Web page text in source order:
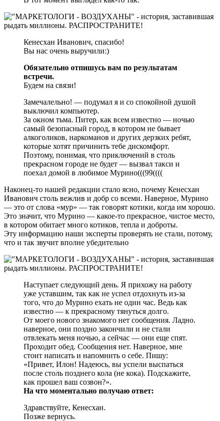
Кенесхан Иванович, спасибо!
Вы нас очень выручили:)
Обязательно отпишусь вам по результатам
встречи.
Будем на связи!
Замечалельно! — подумал я и со спокойной душой
выключил компьютер.
За окном тьма. Питер, как всем известно — ночью
самый безопасный город, в котором не бывает
алкоголиков, наркоманов и других дерзких ребят,
которые хотят причинить тебе дискомфорт.
Поэтому, понимая, что приключений в столь
прекрасном городе не будет — вызвал такси и
поехал домой в любимое Мурино(((99((((
Наконец-то нашей редакции стало ясно, почему Кенесхан
Иванович столь вежлив и добр со всеми. Наверное, Мурино
— это от слова «мур» — так говорят котики, когда им хорошо.
Это значит, что Мурино — какое-то прекрасное, чистое место,
в котором обитает много котиков, тепла и доброты.
Эту информацию наши эксперты проверять не стали, потому,
что и так звучит вполне убедительно
Наступает следующий день. Я прихожу на работу
уже уставшим, так как не успел отдохнуть из-за
того, что до Мурино ехать не один час. Ведь как
известно — к прекрасному тянуться долго.
От моего нового знакомого нет сообщения. Ладно.
наверное, они поздно закончили и не стали
отвлекать меня ночью, а сейчас — они еще спят.
Проходит обед. Сообщения нет. Наверное, мне
стоит написать и напомнить о себе. Пишу:
«Привет, Илон! Надеюсь, вы успели выспаться
после столь позднего кола (не кока). Подскажите,
как прошел ваш созвон?».
На что моментально получаю ответ:
Здравствуйте, Кенесхан.
Позже вернусь.